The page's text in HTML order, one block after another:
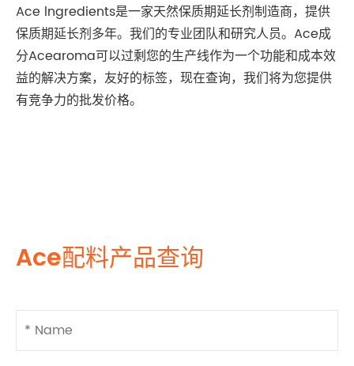
Ace lngredients是一家天然保质期延长剂制造商，提供
保质期延长剂多年。我们的专业团队和研究人员。Ace成
分Acearoma可以过剩您的生产线作为一个功能和成本效
益的解决方案，友好的标签，现在查询，我们将为您提供
有竞争力的批发价格。
Ace配料产品查询